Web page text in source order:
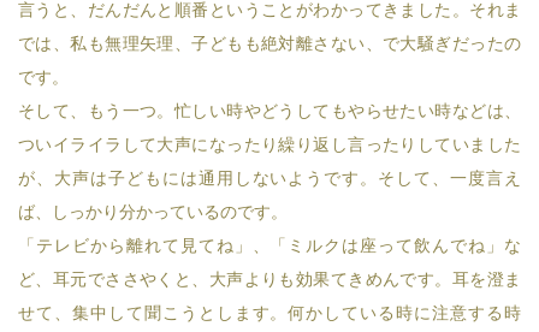
言うと、だんだんと順番ということがわかってきました。それま
では、私も無理矢理、子どもも絶対離さない、で大騒ぎだったの
です。
そして、もう一つ。忙しい時やどうしてもやらせたい時などは、
ついイライラして大声になったり繰り返し言ったりしていました
が、大声は子どもには通用しないようです。そして、一度言え
ば、しっかり分かっているのです。
「テレビから離れて見てね」、「ミルクは座って飲んでね」な
ど、耳元でささやくと、大声よりも効果てきめんです。耳を澄ま
せて、集中して聞こうとします。何かしている時に注意する時